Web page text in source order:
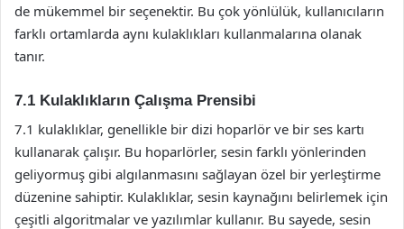
de mükemmel bir seçenektir. Bu çok yönlülük, kullanıcıların
farklı ortamlarda aynı kulaklıkları kullanmalarına olanak
tanır.
7.1 Kulaklıkların Çalışma Prensibi
7.1 kulaklıklar, genellikle bir dizi hoparlör ve bir ses kartı
kullanarak çalışır. Bu hoparlörler, sesin farklı yönlerinden
geliyormuş gibi algılanmasını sağlayan özel bir yerleştirme
düzenine sahiptir. Kulaklıklar, sesin kaynağını belirlemek için
çeşitli algoritmalar ve yazılımlar kullanır. Bu sayede, sesin